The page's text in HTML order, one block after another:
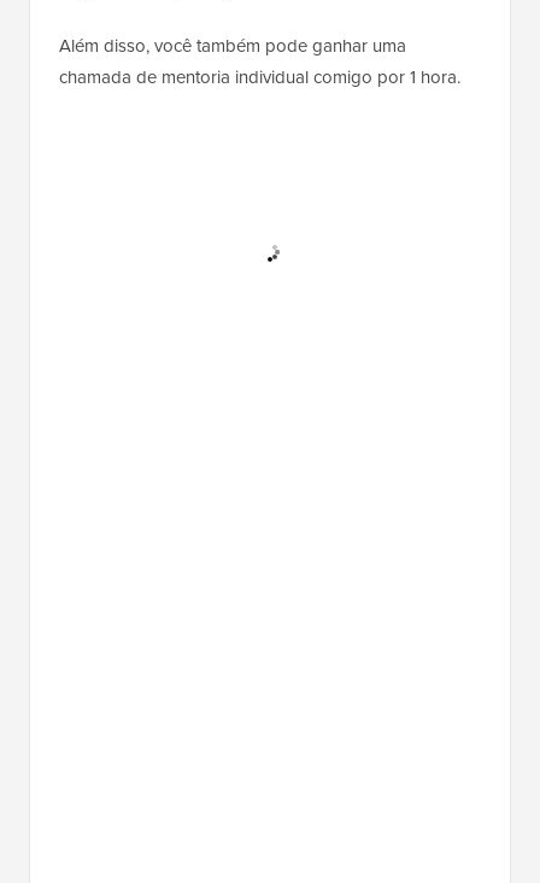
Além disso, você também pode ganhar uma
chamada de mentoria individual comigo por 1 hora.